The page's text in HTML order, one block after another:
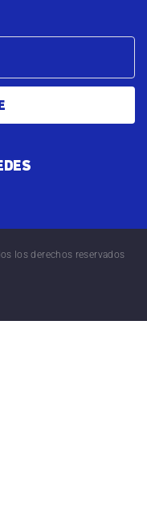
los derechos reservados